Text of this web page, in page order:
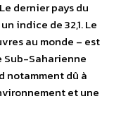
dernier pays du
indice de 32,1. Le
au monde – est
Sub-Saharienne
notamment dû à
et une